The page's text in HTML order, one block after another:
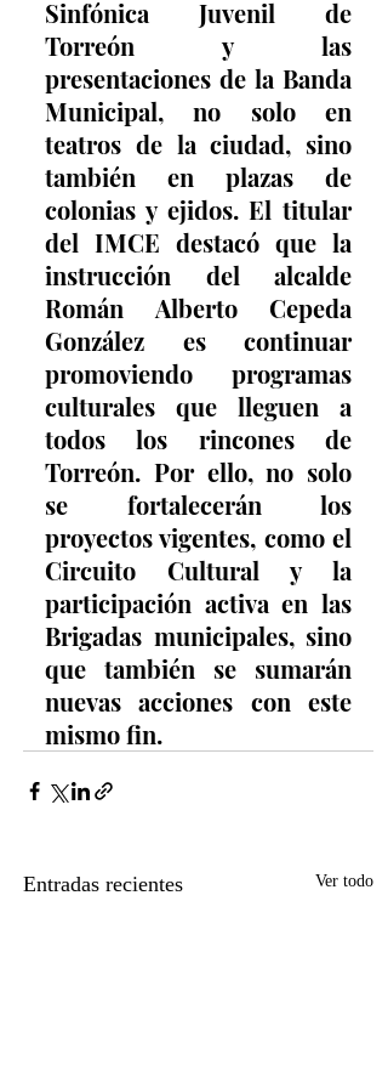
Sinfónica Juvenil de
Torreón y las
presentaciones de la Banda
Municipal, no solo en
teatros de la ciudad, sino
también en plazas de
colonias y ejidos. El titular
del IMCE destacó que la
instrucción del alcalde
Román Alberto Cepeda
González es continuar
promoviendo programas
culturales que lleguen a
todos los rincones de
Torreón. Por ello, no solo
se fortalecerán los
proyectos vigentes, como el
Circuito Cultural y la
participación activa en las
Brigadas municipales, sino
que también se sumarán
nuevas acciones con este
mismo fin.
Entradas recientes Ver todo